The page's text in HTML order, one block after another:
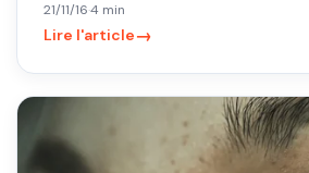
21/11/16·4 min
Lire l'article→